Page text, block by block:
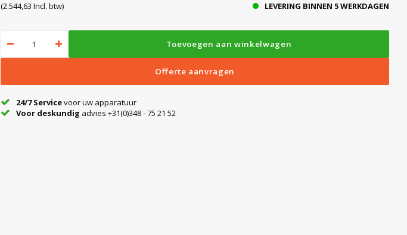
(2.544,63 Incl. btw) LEVERING BINNEN 5 WERKDAGEN
Toevoegen aan winkelwagen
Offerte aanvragen
24/7 Servicevoor uw apparatuur
Voor deskundig advies +31(0)348 - 75 21 52